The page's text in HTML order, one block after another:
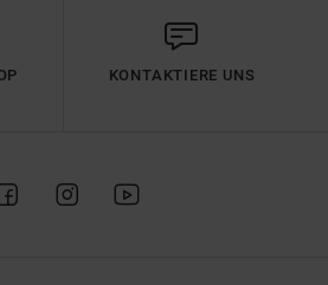
KONTAKTIERE UNS